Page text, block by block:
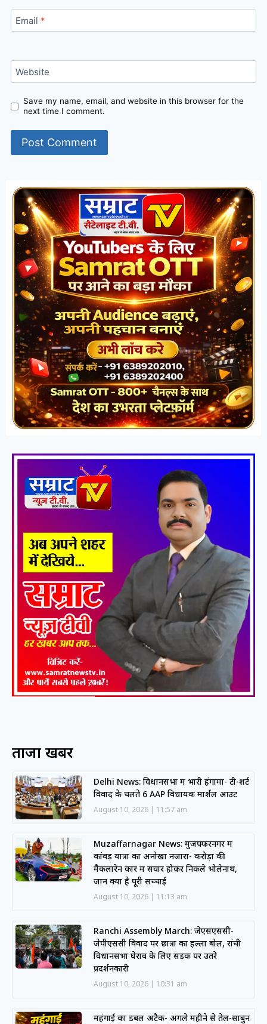
Email *
Website
Save my name, email, and website in this browser for the
next time I comment.
ताजा खबरें
Delhi News: विधानसभा में भारी हंगामा- टी-शर्ट
विवाद के चलते 6 AAP विधायक मार्शल आउट
August 10, 2026 11:57 am
Muzaffarnagar News: मुजफ्फरनगर में
कांवड़ यात्रा का अनोखा नजारा- करोड़ों की
मैकलारेन कार में सवार होकर निकले भोलेनाथ,
जानें क्या है पूरी सच्चाई
August 10, 2026 11:13 am
Ranchi Assembly March: जेएसएससी-
जेपीएससी विवाद पर छात्रों का हल्ला बोल, रांची
विधानसभा घेराव के लिए सड़क पर उतरे
प्रदर्शनकारी
August 10, 2026 10:31 am
महंगाई का डबल अटैक- अगले महीने से तेल-साबुन